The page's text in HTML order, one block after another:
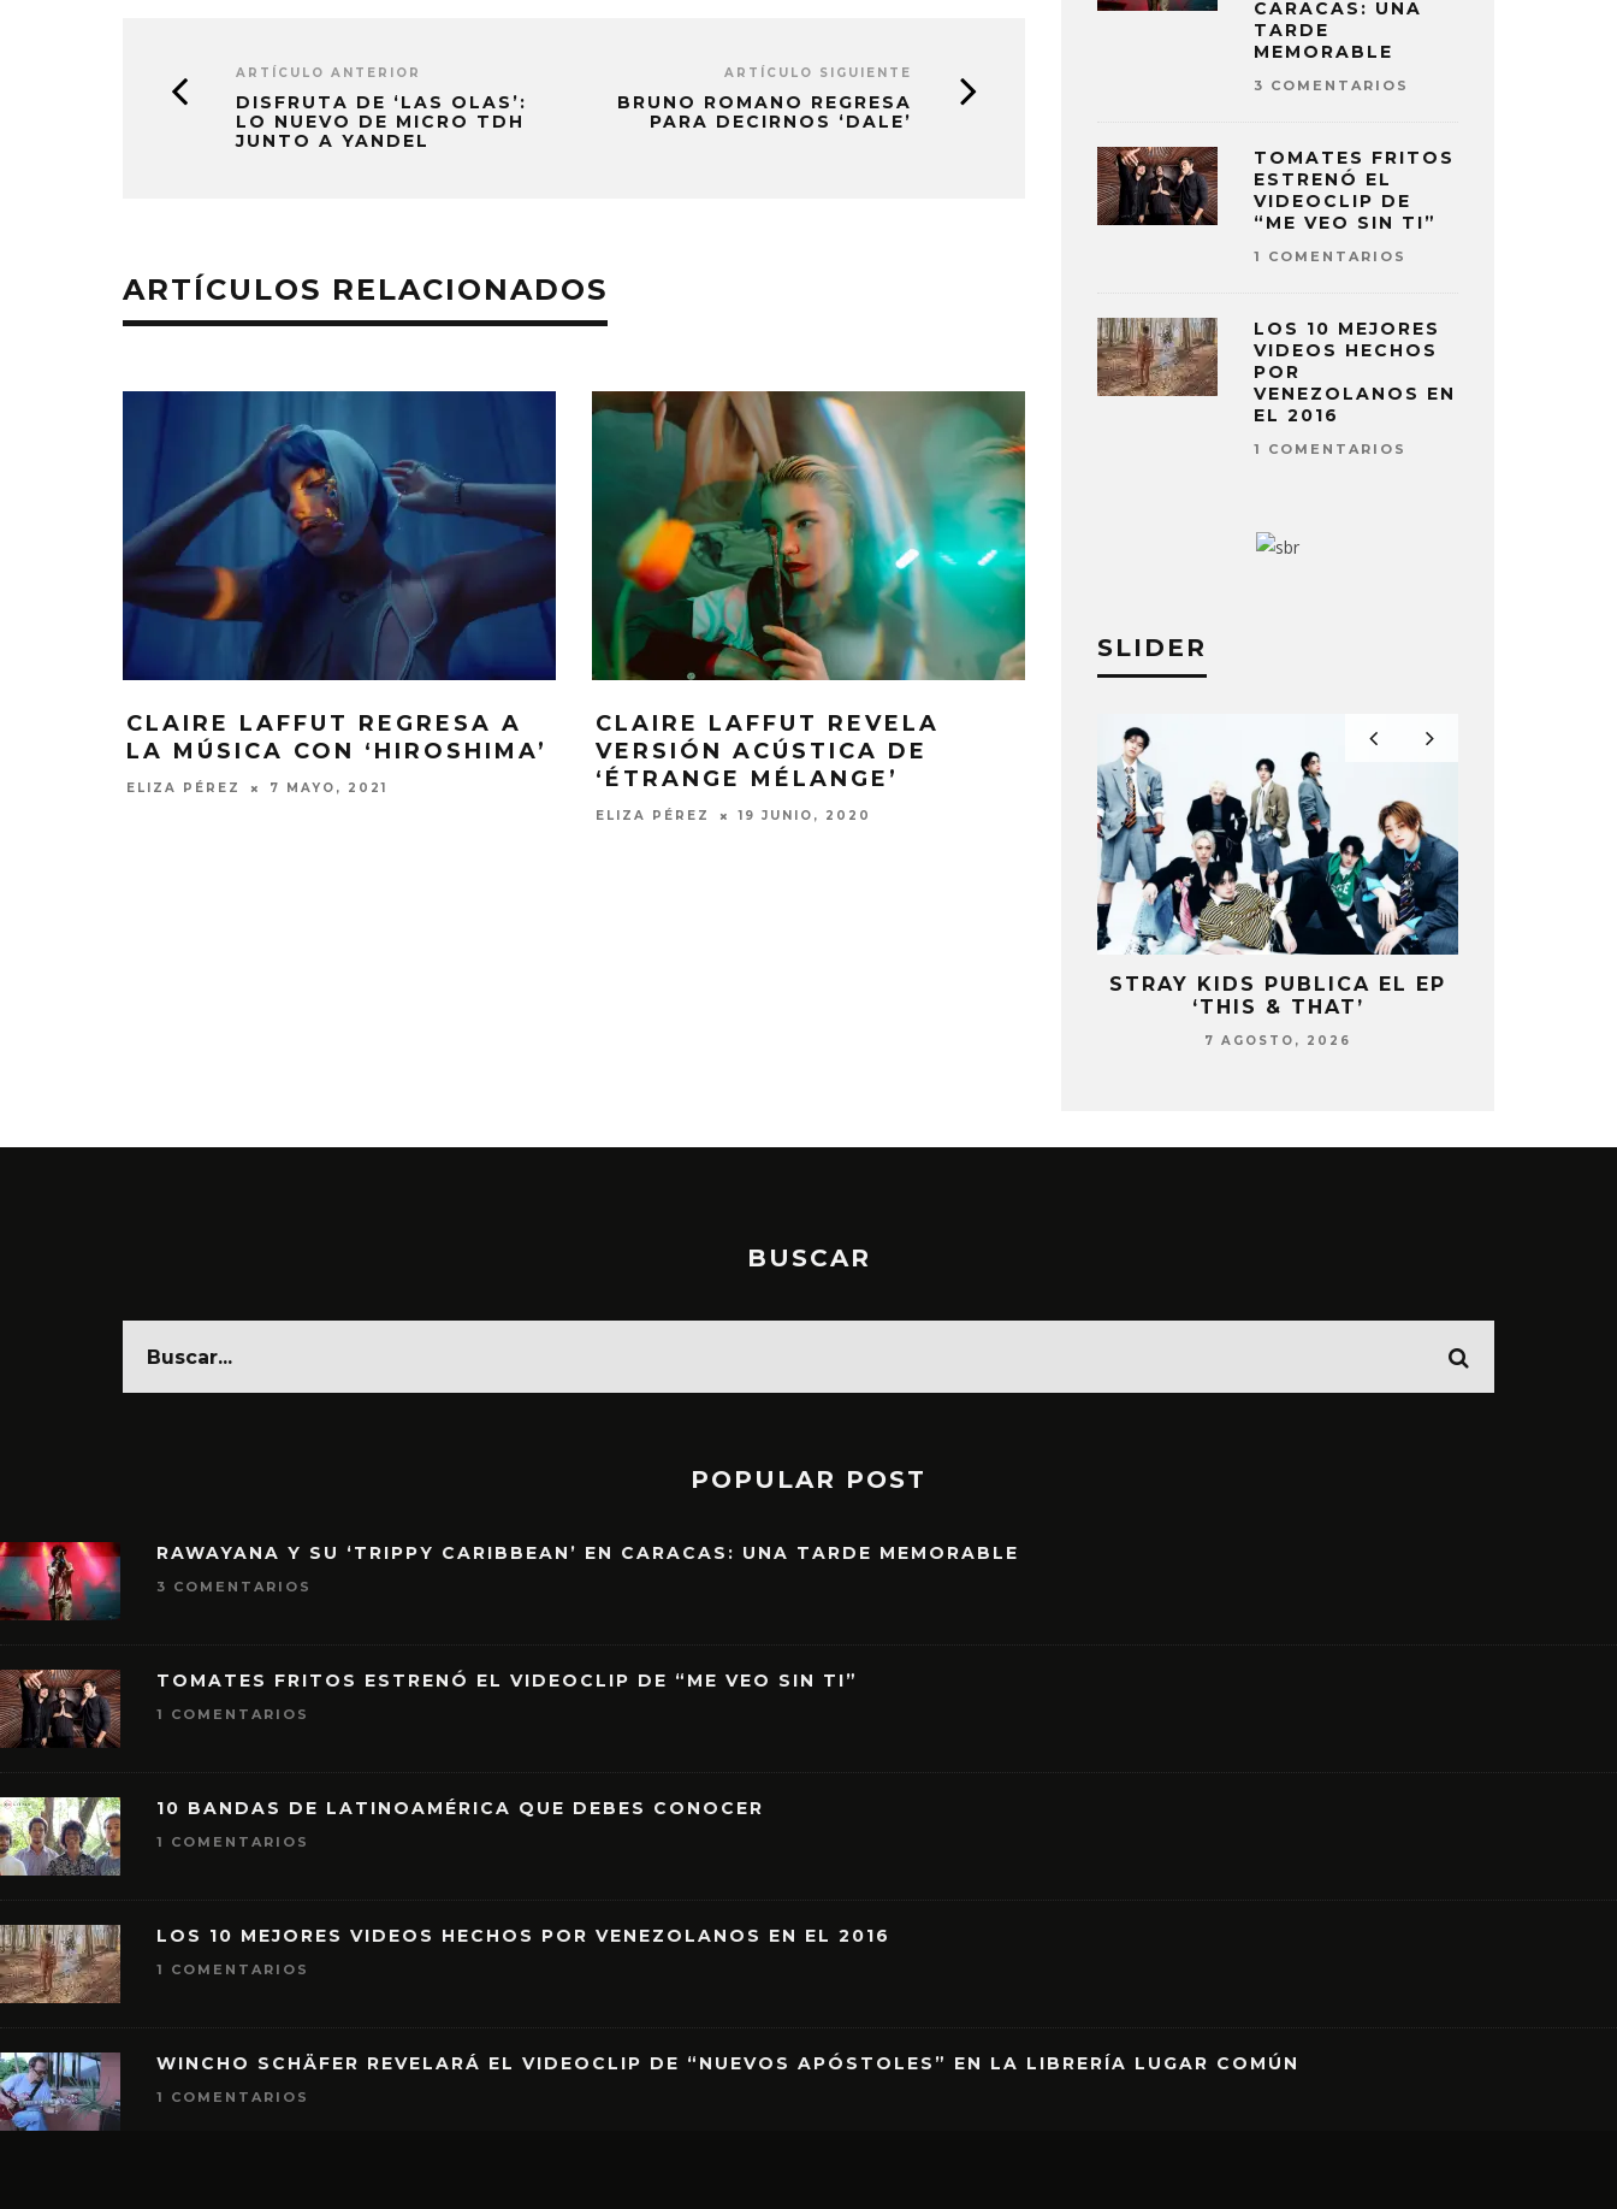
ARTÍCULO ANTERIOR
DISFRUTA DE ‘LAS OLAS’:
LO NUEVO DE MICRO TDH
JUNTO A YANDEL
ARTÍCULO SIGUIENTE
BRUNO ROMANO REGRESA
PARA DECIRNOS ‘DALE’
ARTÍCULOS RELACIONADOS
CLAIRE LAFFUT REGRESA A
LA MÚSICA CON ‘HIROSHIMA’
ELIZA PÉREZ 7 MAYO, 2021
CLAIRE LAFFUT REVELA
VERSIÓN ACÚSTICA DE
‘ÉTRANGE MÉLANGE’
ELIZA PÉREZ 19 JUNIO, 2020
CARACAS: UNA
TARDE
MEMORABLE
3 COMENTARIOS
TOMATES FRITOS
ESTRENÓ EL
VIDEOCLIP DE
“ME VEO SIN TI”
1 COMENTARIOS
LOS 10 MEJORES
VIDEOS HECHOS
POR
VENEZOLANOS EN
EL 2016
1 COMENTARIOS
SLIDER
STRAY KIDS PUBLICA EL EP
‘THIS & THAT’
7 AGOSTO, 2026
BUSCAR
POPULAR POST
RAWAYANA Y SU ‘TRIPPY CARIBBEAN’ EN CARACAS: UNA TARDE MEMORABLE
3 COMENTARIOS
TOMATES FRITOS ESTRENÓ EL VIDEOCLIP DE “ME VEO SIN TI”
1 COMENTARIOS
10 BANDAS DE LATINOAMÉRICA QUE DEBES CONOCER
1 COMENTARIOS
LOS 10 MEJORES VIDEOS HECHOS POR VENEZOLANOS EN EL 2016
1 COMENTARIOS
WINCHO SCHÄFER REVELARÁ EL VIDEOCLIP DE “NUEVOS APÓSTOLES” EN LA LIBRERÍA LUGAR COMÚN
1 COMENTARIOS